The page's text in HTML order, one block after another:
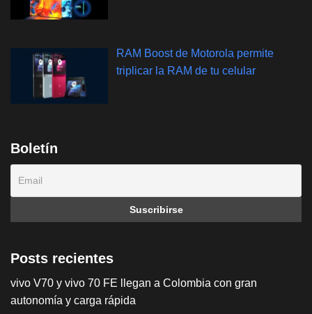
RAM Boost de Motorola permite
triplicar la RAM de tu celular
Boletín
Posts recientes
vivo V70 y vivo 70 FE llegan a Colombia con gran
autonomía y carga rápida